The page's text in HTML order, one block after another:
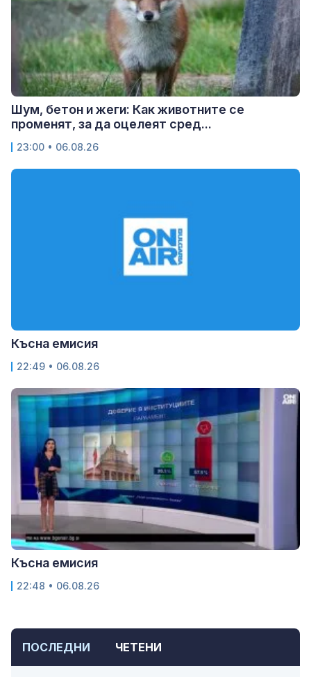
ПОСЛЕДНИ ЧЕТЕНИ
Шум, бетон и жеги: Как животните се
променят, за да оцелеят сред...
23:00 • 06.08.26
Късна емисия
22:49 • 06.08.26
Късна емисия
22:48 • 06.08.26